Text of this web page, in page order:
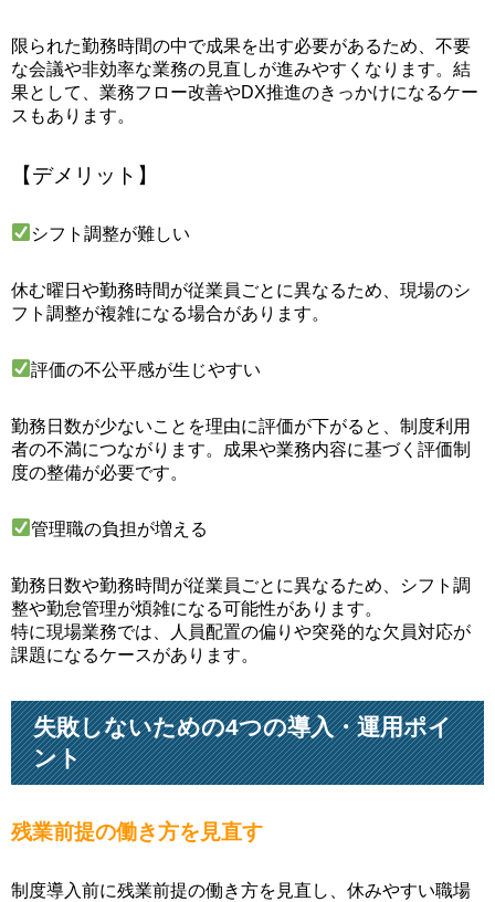
限られた勤務時間の中で成果を出す必要があるため、不要
な会議や非効率な業務の見直しが進みやすくなります。結
果として、業務フロー改善やDX推進のきっかけになるケー
スもあります。
【デメリット】
シフト調整が難しい
休む曜日や勤務時間が従業員ごとに異なるため、現場のシ
フト調整が複雑になる場合があります。
評価の不公平感が生じやすい
勤務日数が少ないことを理由に評価が下がると、制度利用
者の不満につながります。成果や業務内容に基づく評価制
度の整備が必要です。
管理職の負担が増える
勤務日数や勤務時間が従業員ごとに異なるため、シフト調
整や勤怠管理が煩雑になる可能性があります。
特に現場業務では、人員配置の偏りや突発的な欠員対応が
課題になるケースがあります。
失敗しないための4つの導入・運用ポイ
ント
残業前提の働き方を見直す
制度導入前に残業前提の働き方を見直し、休みやすい職場